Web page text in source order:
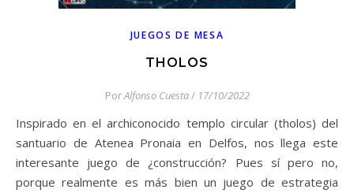
JUEGOS DE MESA
THOLOS
PorAlfonso Cuesta/ 17/10/2022
Inspirado en el archiconocido templo circular (tholos) del
santuario de Atenea Pronaia en Delfos, nos llega este
interesante juego de ¿construcción? Pues sí pero no,
porque realmente es más bien un juego de estrategia